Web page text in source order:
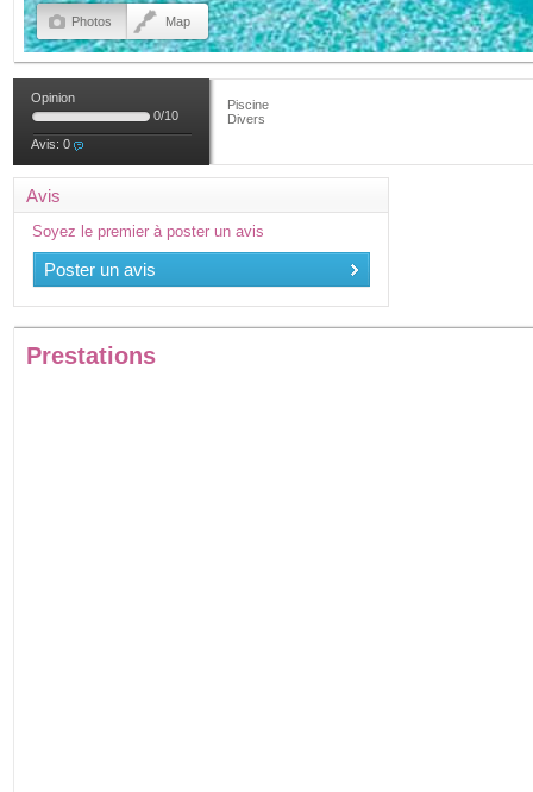
Photos Map
Opinion
0/10
Avis: 0
Piscine
Divers
Avis
Soyez le premier à poster un avis
Poster un avis
Prestations